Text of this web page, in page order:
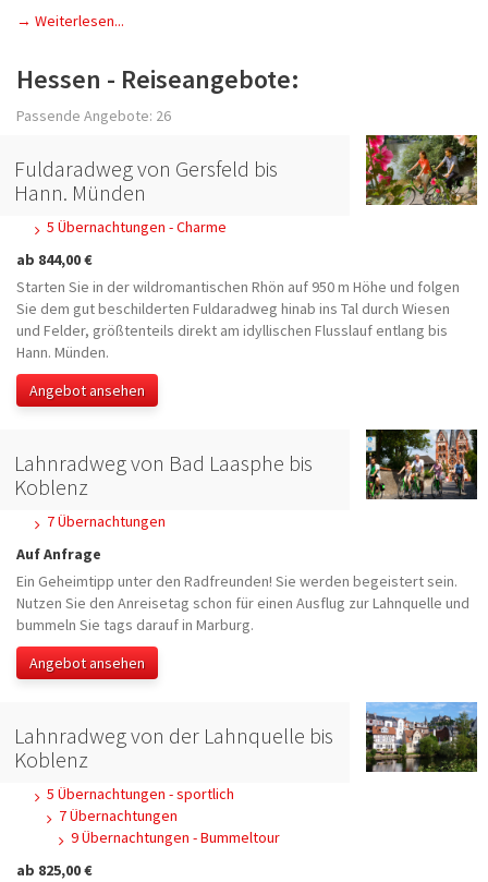
→ Weiterlesen...
Hessen - Reiseangebote:
Passende Angebote: 26
Fuldaradweg von Gersfeld bis
Hann. Münden
5 Übernachtungen - Charme
ab 844,00 €
Starten Sie in der wildromantischen Rhön auf 950 m Höhe und folgen
Sie dem gut beschilderten Fuldaradweg hinab ins Tal durch Wiesen
und Felder, größtenteils direkt am idyllischen Flusslauf entlang bis
Hann. Münden.
Angebot ansehen
Lahnradweg von Bad Laasphe bis
Koblenz
7 Übernachtungen
Auf Anfrage
Ein Geheimtipp unter den Radfreunden! Sie werden begeistert sein.
Nutzen Sie den Anreisetag schon für einen Ausflug zur Lahnquelle und
bummeln Sie tags darauf in Marburg.
Angebot ansehen
Lahnradweg von der Lahnquelle bis
Koblenz
5 Übernachtungen - sportlich
7 Übernachtungen
9 Übernachtungen - Bummeltour
ab 825,00 €